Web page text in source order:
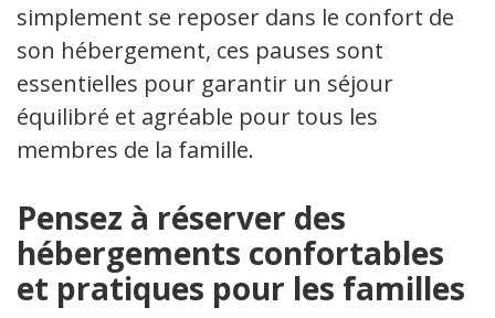
simplement se reposer dans le confort de
son hébergement, ces pauses sont
essentielles pour garantir un séjour
équilibré et agréable pour tous les
membres de la famille.
Pensez à réserver des
hébergements confortables
et pratiques pour les familles.